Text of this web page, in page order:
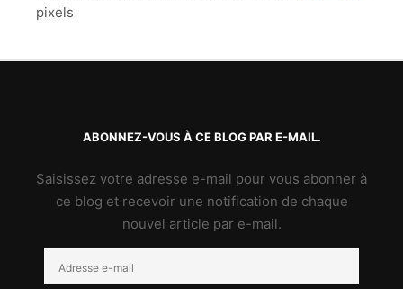
pixels
ABONNEZ-VOUS À CE BLOG PAR E-MAIL.
Saisissez votre adresse e-mail pour vous abonner à
ce blog et recevoir une notification de chaque
nouvel article par e-mail.
e-